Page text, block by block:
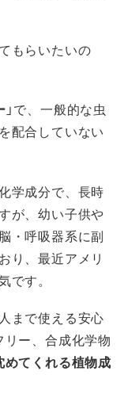
もらいたいの
」で、一般的な虫
配合していない
学成分で、長時
が、幼い子供や
・呼吸器系に副
り、最近アメリ
す。
まで使える安心
リー、合成化学物
めてくれる植物成